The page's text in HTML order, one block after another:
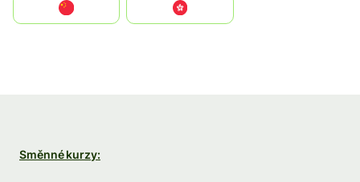
中國香港特別行政區
Směnné kurzy: